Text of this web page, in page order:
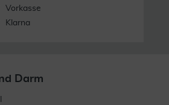
Vorkasse
Klarna
Darm